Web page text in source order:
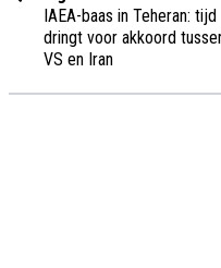
IAEA-baas in Teheran: tijd
dringt voor akkoord
VS en Iran